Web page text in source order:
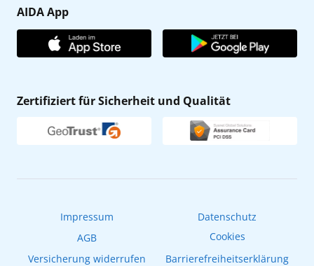
Affiliateprogramm
Verhaltens- & Ethikkodex
Newsletter
Gästefragebogen
AIDA Club
AIDA App
AIDA App
Zertifiziert für Sicherheit und Qualität
Impressum
Datenschutz
AGB
Cookies
Versicherung widerrufen
Barrierefreiheitserklärung